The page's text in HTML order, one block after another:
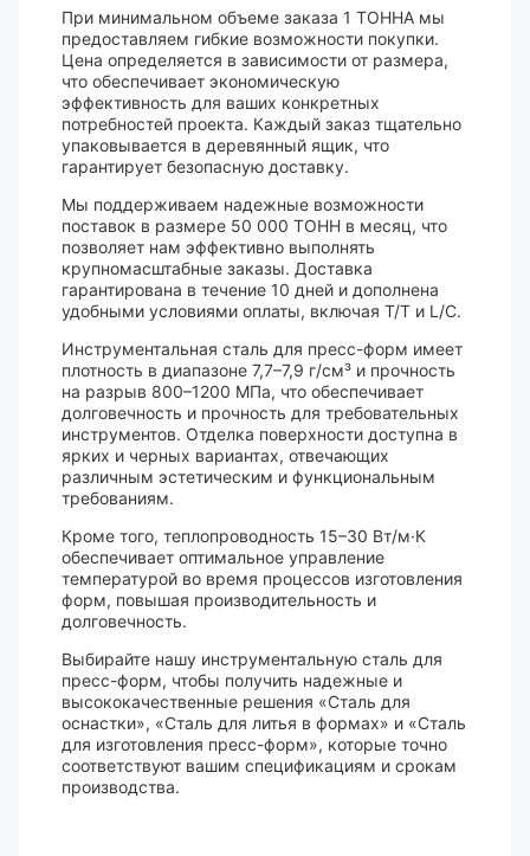
При минимальном объеме заказа 1 ТОННА мы
предоставляем гибкие возможности покупки.
Цена определяется в зависимости от размера,
что обеспечивает экономическую
эффективность для ваших конкретных
потребностей проекта. Каждый заказ тщательно
упаковывается в деревянный ящик, что
гарантирует безопасную доставку.
Мы поддерживаем надежные возможности
поставок в размере 50 000 ТОНН в месяц, что
позволяет нам эффективно выполнять
крупномасштабные заказы. Доставка
гарантирована в течение 10 дней и дополнена
удобными условиями оплаты, включая T/T и L/C.
Инструментальная сталь для пресс-форм имеет
плотность в диапазоне 7,7–7,9 г/см³ и прочность
на разрыв 800–1200 МПа, что обеспечивает
долговечность и прочность для требовательных
инструментов. Отделка поверхности доступна в
ярких и черных вариантах, отвечающих
различным эстетическим и функциональным
требованиям.
Кроме того, теплопроводность 15–30 Вт/м·К
обеспечивает оптимальное управление
температурой во время процессов изготовления
форм, повышая производительность и
долговечность.
Выбирайте нашу инструментальную сталь для
пресс-форм, чтобы получить надежные и
высококачественные решения «Сталь для
оснастки», «Сталь для литья в формах» и «Сталь
для изготовления пресс-форм», которые точно
соответствуют вашим спецификациям и срокам
производства.